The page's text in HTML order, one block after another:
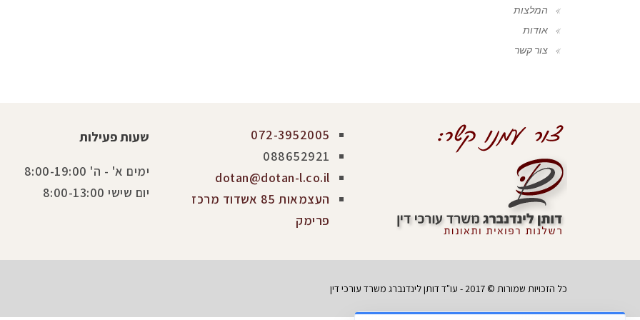
המלצות
אודות
צור קשר
072-3952005
088652921
dotan@dotan-l.co.il
העצמאות 85 אשדוד מרכז
פרימק
שעות פעילות
ימים א' - ה' 8:00-19:00
יום שישי 8:00-13:00
כל הזכויות שמורות © 2017 - עו"ד דותן לינדנברג משרד עורכי דין